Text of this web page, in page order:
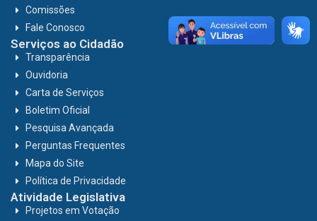
Comissões
Fale Conosco
Serviços ao Cidadão
Transparência
Ouvidoria
Carta de Serviços
Boletim Oficial
Pesquisa Avançada
Perguntas Frequentes
Mapa do Site
Política de Privacidade
Atividade Legislativa
Projetos em Votação